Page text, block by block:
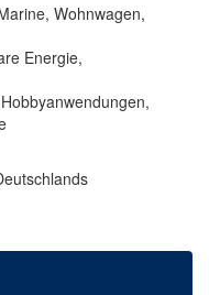
Wohnwagen,
Energie,